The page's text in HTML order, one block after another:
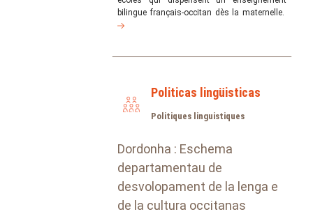
bilingue français-occitan dès la maternelle.
Politicas lingüisticas
Politiques linguistiques
Dordonha : Eschema
departamentau de
desvolopament de la lenga e
de la cultura occitanas